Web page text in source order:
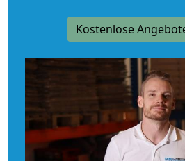
Kostenlose